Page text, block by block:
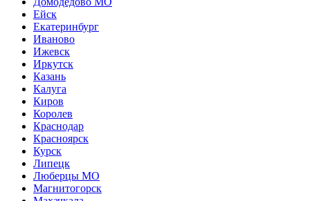
Ейск
Екатеринбург
Иваново
Ижевск
Иркутск
Казань
Калуга
Киров
Королев
Краснодар
Красноярск
Курск
Липецк
Люберцы МО
Магнитогорск